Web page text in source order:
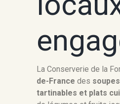
La Conserverie de la
de-France des
tartinables et plats